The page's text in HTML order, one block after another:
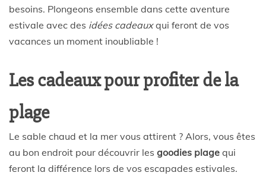
besoins. Plongeons ensemble dans cette aventure
estivale avec des idées cadeauxqui feront de vos
vacances un moment inoubliable !
Les cadeaux pour profiter de la
plage
Le sable chaud et la mer vous attirent ? Alors, vous êtes
au bon endroit pour découvrir les goodies plage qui
feront la différence lors de vos escapades estivales.